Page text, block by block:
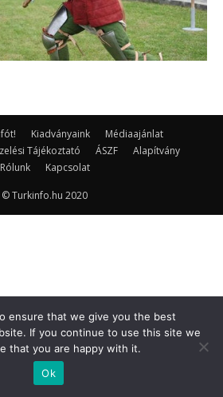
Kiadványaink
Médiaajánlat
Tájékoztató ÁSZF
Alapítvány
Rólunk
Kapcsolat
© Turkinfo.hu 2020
ensure that we give you the best
If you continue to use this site we
that you are happy with it.
Ok